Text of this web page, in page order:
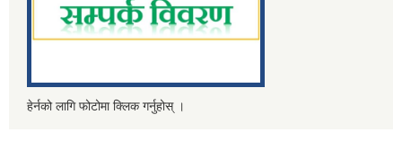
हेर्नको लागि फोटोमा क्लिक गर्नुहोस् ।